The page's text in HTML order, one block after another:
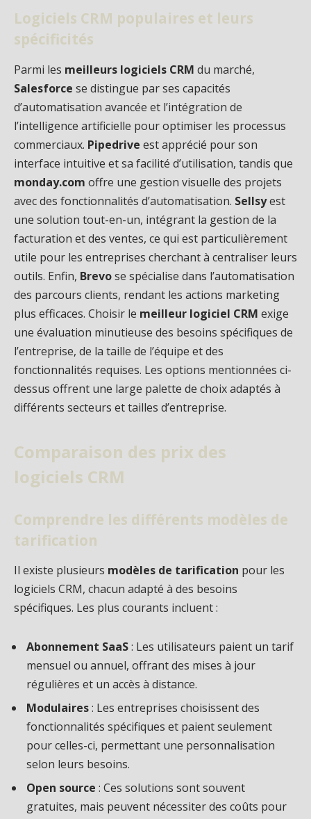
Logiciels CRM populaires et leurs
spécificités
Parmi les meilleurs logiciels CRM du marché,
Salesforce se distingue par ses capacités
d’automatisation avancée et l’intégration de
l’intelligence artificielle pour optimiser les processus
commerciaux. Pipedrive est apprécié pour son
interface intuitive et sa facilité d’utilisation, tandis que
monday.com offre une gestion visuelle des projets
avec des fonctionnalités d’automatisation. Sellsyest
une solution tout-en-un, intégrant la gestion de la
facturation et des ventes, ce qui est particulièrement
utile pour les entreprises cherchant à centraliser leurs
outils. Enfin, Brevose spécialise dans l’automatisation
des parcours clients, rendant les actions marketing
plus efficaces. Choisir le meilleur logiciel CRM exige
une évaluation minutieuse des besoins spécifiques de
l’entreprise, de la taille de l’équipe et des
fonctionnalités requises. Les options mentionnées ci-
dessus offrent une large palette de choix adaptés à
différents secteurs et tailles d’entreprise.
Comparaison des prix des
logiciels CRM
Comprendre les différents modèles de
tarification
Il existe plusieurs modèles de tarification pour les
logiciels CRM, chacun adapté à des besoins
spécifiques. Les plus courants incluent :
Abonnement SaaS: Les utilisateurs paient un tarif
mensuel ou annuel, offrant des mises à jour
régulières et un accès à distance.
Modulaires: Les entreprises choisissent des
fonctionnalités spécifiques et paient seulement
pour celles-ci, permettant une personnalisation
selon leurs besoins.
Open source : Ces solutions sont souvent
gratuites, mais peuvent nécessiter des coûts pour